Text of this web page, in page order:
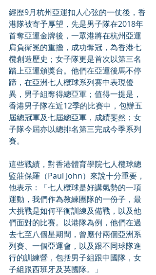
經歷9月杭州亞運扣人心弦的一仗後，香
港隊被寄予厚望，先是男子隊在2018年
首奪亞運金牌後，一眾港將在杭州亞運
肩負衛冕的重擔，成功奪冠，為香港七
欖創造歷史；女子隊更是首次以第三名
踏上亞運頒獎台。他們在亞運後馬不停
蹄，在亞洲七人欖球系列賽中表現優
異，男子組奪得總亞軍；值得一提是，
香港男子隊在近12季的比賽中，包辦五
屆總冠軍及七屆總亞軍，成績斐然；女
子隊今屆亦以總排名第三完成今季系列
賽。
這些戰績，對香港體育學院七人欖球總
監莊保羅（Paul John）來說十分重要，
他表示：「七人欖球是好講氣勢的一項
運動，我們作為教練團隊的一份子，最
大挑戰是如何平衡訓練及備戰，以及他
們面對的比賽。以港隊為例，他們在過
去七至八個星期間，曾應付兩個亞洲系
列賽、一個亞運會，以及跟不同球隊進
行的訓練營，包括男子組跟中國隊，女
子組跟西班牙及英國隊。」